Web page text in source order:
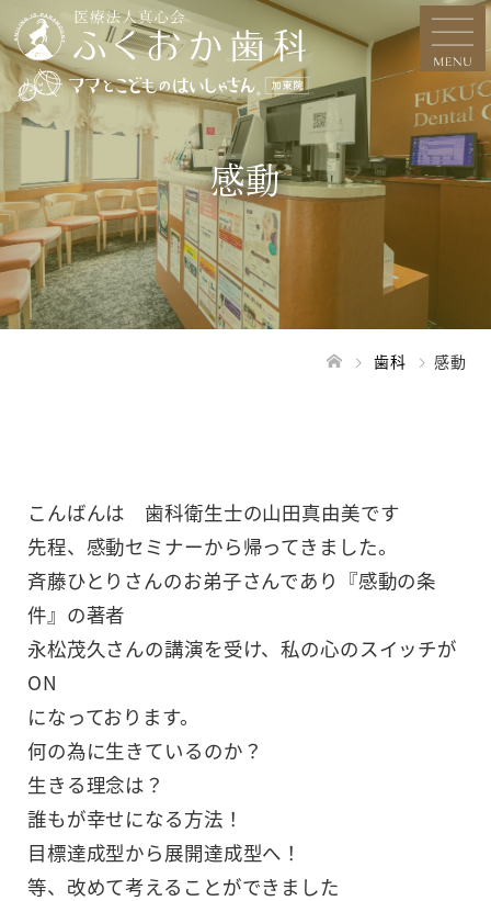
感動
歯科 感動
こんばんは 歯科衛生士の山田真由美です
先程、感動セミナーから帰ってきました。
斉藤ひとりさんのお弟子さんであり『感動の条
件』の著者
永松茂久さんの講演を受け、私の心のスイッチが
ON
になっております。
何の為に生きているのか？
生きる理念は？
誰もが幸せになる方法！
目標達成型から展開達成型へ！
等、改めて考えることができました